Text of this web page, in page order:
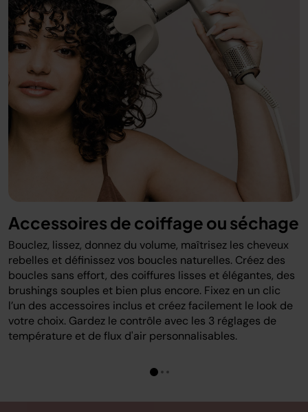
Accessoires de coiffage ou séchage
Bouclez, lissez, donnez du volume, maîtrisez les cheveux
rebelles et définissez vos boucles naturelles. Créez des
boucles sans effort, des coiffures lisses et élégantes, des
brushings souples et bien plus encore. Fixez en un clic
l’un des accessoires inclus et créez facilement le look de
votre choix. Gardez le contrôle avec les 3 réglages de
température et de flux d'air personnalisables.